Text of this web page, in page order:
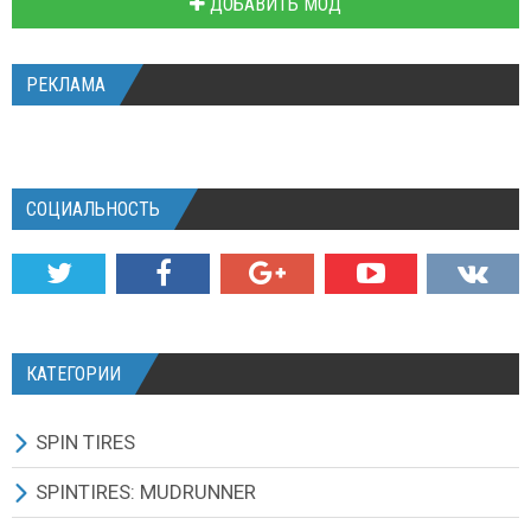
ДОБАВИТЬ МОД
РЕКЛАМА
СОЦИАЛЬНОСТЬ
КАТЕГОРИИ
SPIN TIRES
СКАЧАТЬ ИГРУ
SPINTIRES: MUDRUNNER